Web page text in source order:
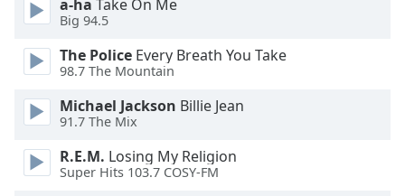
dialog
window.
Escape
cancel
and
close
a-ha Take On Me
Big 94.5
The Police Every Breath You Take
98.7 The Mountain
Michael Jackson Billie Jean
91.7 The Mix
R.E.M. Losing My Religion
Super Hits 103.7 COSY-FM